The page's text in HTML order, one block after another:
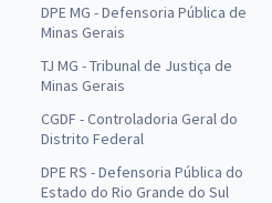
DPE MG - Defensoria Pública de
Minas Gerais
TJ MG - Tribunal de Justiça de
Minas Gerais
CGDF - Controladoria Geral do
Distrito Federal
DPE RS - Defensoria Pública do
Estado do Rio Grande do Sul